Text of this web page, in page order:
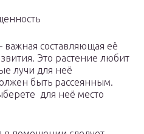
составляющая её
Это растение любит
лучи для неё
быть рассеянным.
для неё место